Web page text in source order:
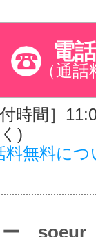
電
（通話
付時間］
)
料無料につ
ー soeur